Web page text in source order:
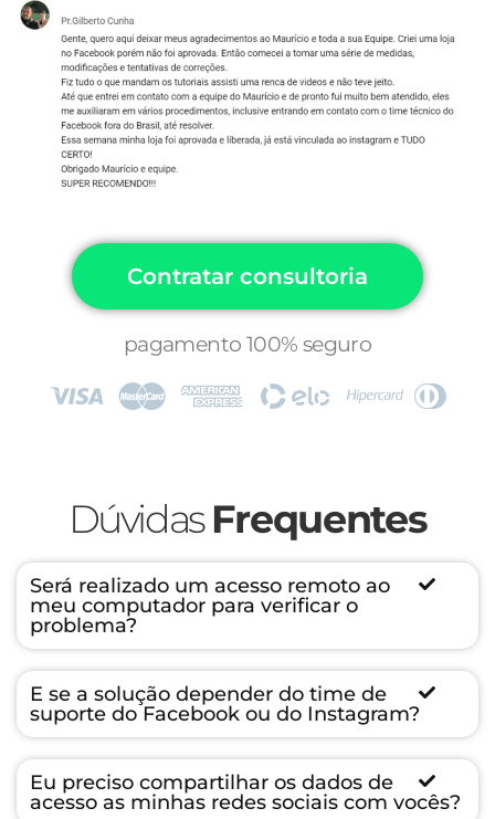
Contratar consultoria
pagamento 100% seguro
DúvidasFrequentes
Será realizado um acesso remoto ao
meu computador para verificar o
problema?
E se a solução depender do time de
suporte do Facebook ou do Instagram?
Eu preciso compartilhar os dados de
acesso as minhas redes sociais com vocês?